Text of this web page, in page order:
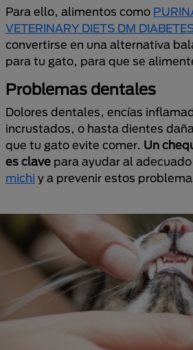
Para ello, alimentos como
VETERINARY DIETS DM
convertirse en una alternativa
para tu gato, para que se
Problemas dentales
Dolores dentales, encías
incrustados, o hasta dientes
que tu gato evite comer. Un
es clave para ayudar al adecuado
michi y a prevenir estos